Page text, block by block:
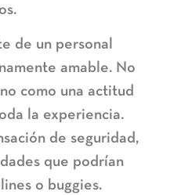
de un personal
amable. No
como una actitud
la experiencia.
de seguridad,
que podrían
o buggies.